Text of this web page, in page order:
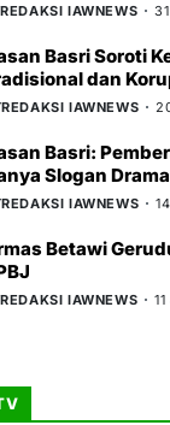
REDAKSI IAWNEWS
Basri Soroti
dan
REDAKSI IAWNEWS
Basri:
Slogan Drama
REDAKSI IAWNEWS
Betawi
REDAKSI IAWNEWS